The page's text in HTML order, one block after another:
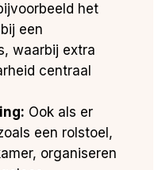
het
een
waarbij extra
centraal
Ook als er
een rolstoel,
organiseren